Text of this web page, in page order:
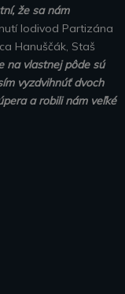
že sa nám
lodivod Partizána
Hanuščák, Staš
na vlastnej pôde sú
vyzdvihnúť dvoch
a robili nám veľké